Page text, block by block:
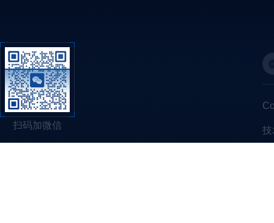
扫码加微信 技